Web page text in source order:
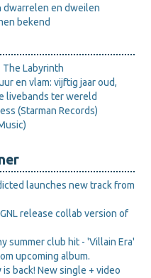
dwarrelen en dweilen
bekend
Labyrinth
en vlam: vijftig jaar oud,
livebands ter wereld
(Starman Records)
launches new track from
release collab version of
summer club hit - 'Villain Era'
upcoming album.
back! New single + video